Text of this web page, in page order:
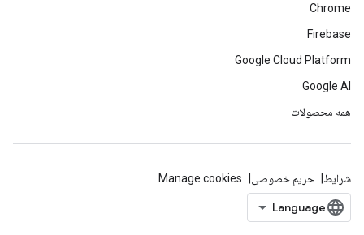
Chrome
Firebase
Google Cloud Platform
Google AI
همه محصولات
شرایط حریم خصوصی Manage cookies